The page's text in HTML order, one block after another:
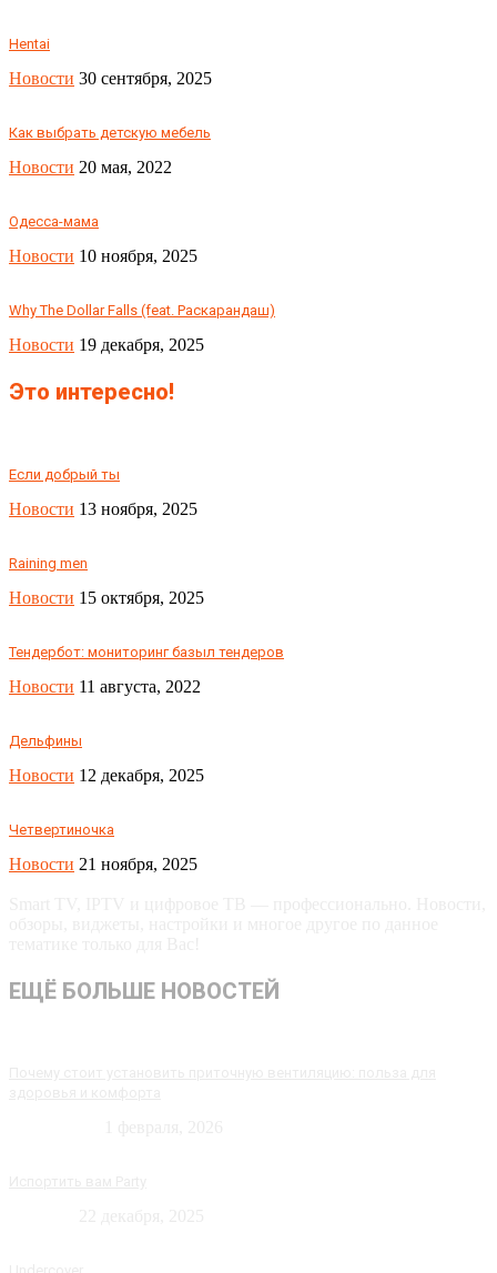
Hentai
Новости 30 сентября, 2025
Как выбрать детскую мебель
Новости 20 мая, 2022
Одесса-мама
Новости 10 ноября, 2025
Why The Dollar Falls (feat. Раскарандаш)
Новости 19 декабря, 2025
Это интересно!
Если добрый ты
Новости 13 ноября, 2025
Raining men
Новости 15 октября, 2025
Тендербот: мониторинг базыл тендеров
Новости 11 августа, 2022
Дельфины
Новости 12 декабря, 2025
Четвертиночка
Новости 21 ноября, 2025
ЕЩЁ БОЛЬШЕ НОВОСТЕЙ